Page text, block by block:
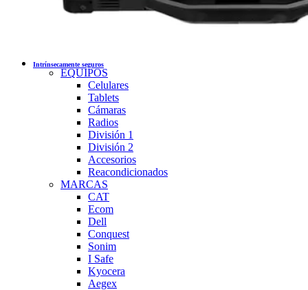
Intrínsecamente seguros
EQUIPOS
Celulares
Tablets
Cámaras
Radios
División 1
División 2
Accesorios
Reacondicionados
MARCAS
CAT
Ecom
Dell
Conquest
Sonim
I Safe
Kyocera
Aegex